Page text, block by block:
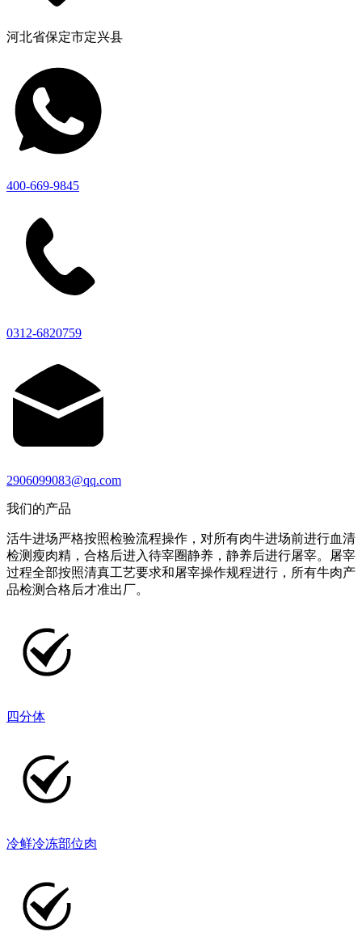
河北省保定市定兴县
400-669-9845
0312-6820759
2906099083@qq.com
我们的产品
活牛进场严格按照检验流程操作，对所有肉牛进场前进行血清
检测瘦肉精，合格后进入待宰圈静养，静养后进行屠宰。屠宰
过程全部按照清真工艺要求和屠宰操作规程进行，所有牛肉产
品检测合格后才准出厂。
四分体
冷鲜冷冻部位肉